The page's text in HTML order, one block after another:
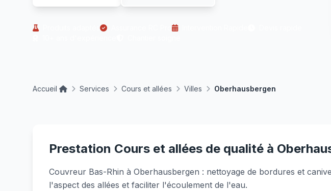
Accueil Services Cours et allées Villes Oberhausbergen
Prestation Cours et allées de qualité à
Couvreur Bas-Rhin à Oberhausbergen : nettoyage de bordures et
l'aspect des allées et faciliter l'écoulement de l'eau.